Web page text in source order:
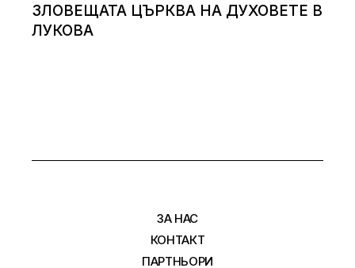
ЗЛОВЕЩАТА ЦЪРКВА НА ДУХОВЕТЕ В
ЛУКОВА
ЗА НАС
КОНТАКТ
ПАРТНЬОРИ